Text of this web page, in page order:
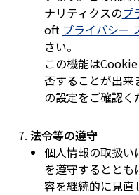
ナリティクスのプ
oft プライバシー
さい。
この機能は
否することが出来
の設定をご確認く
法令等の遵守
個人情報の取扱
を遵守するとと
容を継続的に見直